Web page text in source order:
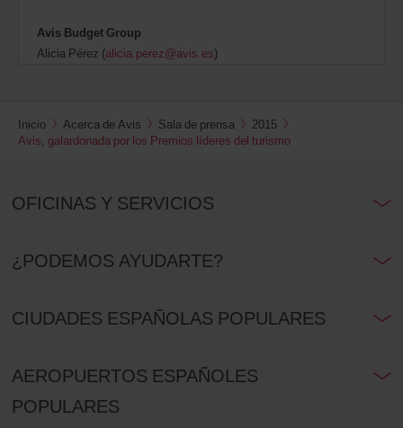
Avis Budget Group
Alicia Pérez (alicia.perez@avis.es)
Inicio Acerca de Avis Sala de prensa
2015
Avis, galardonada por los Premios líderes del turismo
OFICINAS Y SERVICIOS
¿PODEMOS AYUDARTE?
CIUDADES ESPAÑOLAS POPULARES
AEROPUERTOS ESPAÑOLES
POPULARES